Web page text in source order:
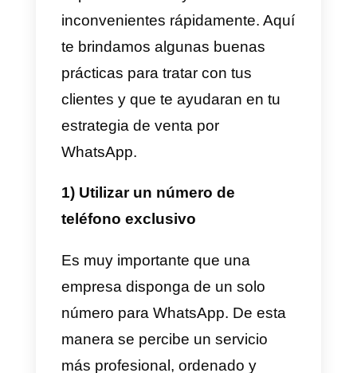
mantenerse conectadas con los
clientes. Además, ofrece
muy superiores a los viejos
métodos de comunicación por
email. En general WhatsApp ha
comunican con sus clientes día a
día.